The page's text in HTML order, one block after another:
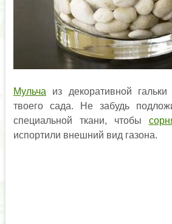
Мульча из декоративной
твоего сада. Не забудь
специальной ткани, чтобы
испортили внешний вид газона.